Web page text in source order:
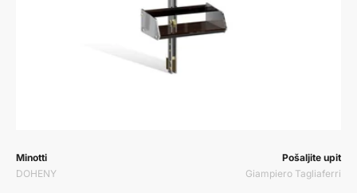
Prodavač:
Minotti
DOHENY
Prodavač:Pošaljite upit
Giampiero Tagliaferri